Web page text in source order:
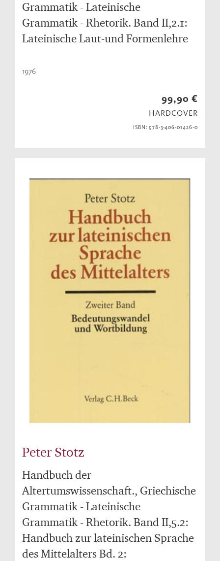
Grammatik - Lateinische
Grammatik - Rhetorik. Band II,2.1:
Lateinische Laut-und Formenlehre
1976
99,90 €
HARDCOVER
ISBN: 978-3-406-01426-0
Peter Stotz
Handbuch der
Altertumswissenschaft., Griechische
Grammatik - Lateinische
Grammatik - Rhetorik. Band II,5.2:
Handbuch zur lateinischen Sprache
des Mittelalters Bd. 2: